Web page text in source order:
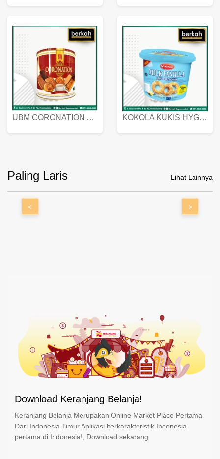
UBM CORONATION ASSORTED BISKUIT KALENG 450 GRAM KOKOLA KUKIS HYGIENIC MILK VANILLA PACK 320 GR
Paling Laris Lihat Lainnya
< >
Download Keranjang Belanja!
Keranjang Belanja Merupakan Online Market Place Pertama
Dari Indonesia Timur Aplikasi berkarakteristik Indonesia
pertama di Indonesia!, Download sekarang